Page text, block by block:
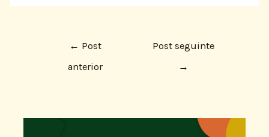
← Post
anterior
Post seguinte
→